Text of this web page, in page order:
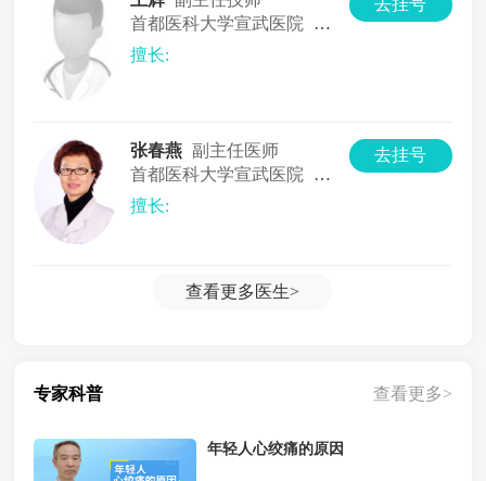
首都医科大学宣武医院
放射与核医学科
去挂号
擅长:
张春燕 副主任医师
首都医科大学宣武医院 中医科
去挂号
擅长:
查看更多医生>
专家科普 查看更多>
年轻人心绞痛的原因